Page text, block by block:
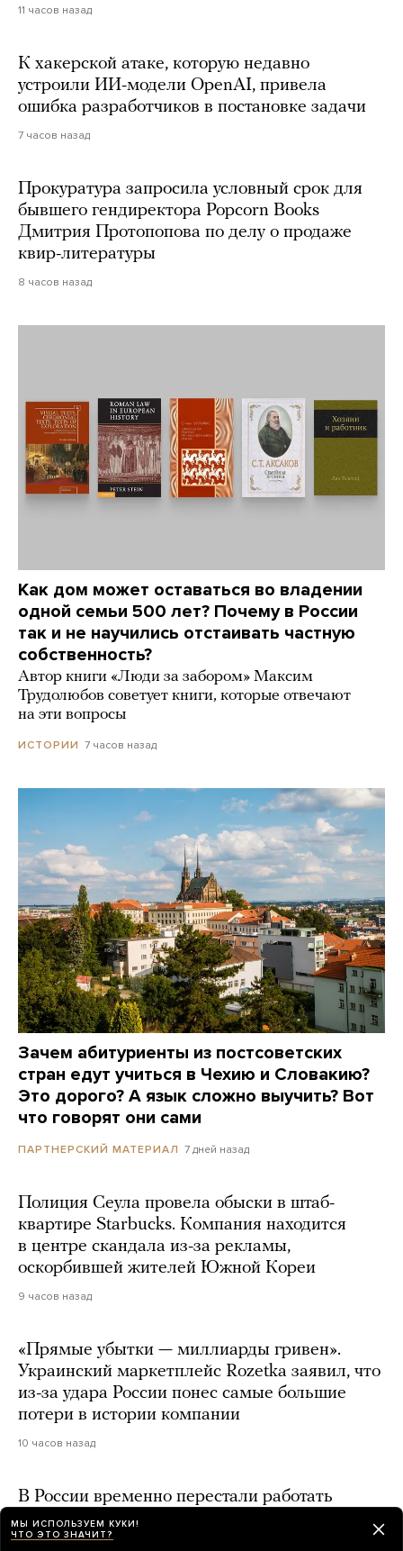
11 часов назад
К хакерской атаке, которую недавно
устроили ИИ-модели OpenAI, привела
ошибка разработчиков в постановке задачи
7 часов назад
Прокуратура запросила условный срок для
бывшего гендиректора Popcorn Books
Дмитрия Протопопова по делу о продаже
квир-литературы
8 часов назад
Как дом может оставаться во владении
одной семьи 500 лет? Почему в России
так и не научились отстаивать частную
собственность?
Автор книги «Люди за забором» Максим
Трудолюбов советует книги, которые отвечают
на эти вопросы
ИСТОРИИ 7 часов назад
Зачем абитуриенты из постсоветских
стран едут учиться в Чехию и Словакию?
Это дорого? А язык сложно выучить? Вот
что говорят они сами
ПАРТНЕРСКИЙ МАТЕРИАЛ 7 дней назад
Полиция Сеула провела обыски в штаб-
квартире Starbucks. Компания находится
в центре скандала из-за рекламы,
оскорбившей жителей Южной Кореи
9 часов назад
«Прямые убытки — миллиарды гривен».
Украинский маркетплейс Rozetka заявил, что
из-за удара России понес самые большие
потери в истории компании
10 часов назад
В России временно перестали работать
«Яндекс», «Макс», сайты маркетплейсов
и банков
МЫ ИСПОЛЬЗУЕМ КУКИ!
ЧТО ЭТО ЗНАЧИТ?